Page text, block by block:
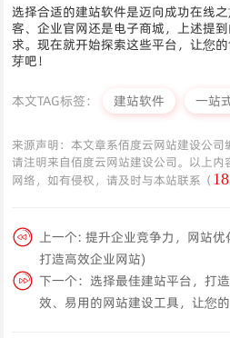
选择合适的建站软件是迈向成功在线
客、企业官网还是电子商城，上述提
求。现在就开始探索这些平台，让您
芽吧！
本文TAG标签： 建站软件 一站
来源声明：本文章系佰度云网站建设公
请注明来自佰度云网站建设公司。以上
网络，如有侵权，请及时与本站联系（
上一个:提升企业竞争力，网站优
打造高效企业网站)
下一个： 选择最佳建站平台，打
效、易用的网站建设工具，让您